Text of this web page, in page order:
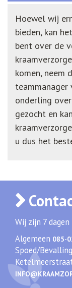
Hoewel wij
bieden, kan
bent over de
komen, neem
onderling
gezocht en
u dus het
Wij zijn 7
Algemeen 085-
Spoed/